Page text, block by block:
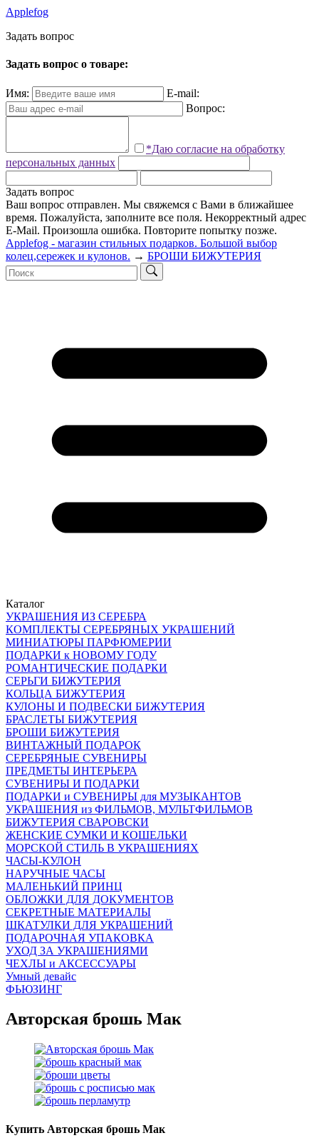
Applefog
Задать вопрос
Задать вопрос о товаре:
Имя:
E-mail:
Вопрос:
*Даю согласие на обработку
персональных данных
Задать вопрос
Ваш вопрос отправлен. Мы свяжемся с Вами в ближайшее
время. Пожалуйста, заполните все поля. Некорректный адрес
E-Mail. Произошла ошибка. Повторите попытку позже.
Applefog - магазин стильных подарков. Большой выбор
колец,сережек и кулонов. → БРОШИ БИЖУТЕРИЯ
Каталог
УКРАШЕНИЯ ИЗ СЕРЕБРА
КОМПЛЕКТЫ СЕРЕБРЯНЫХ УКРАШЕНИЙ
МИНИАТЮРЫ ПАРФЮМЕРИИ
ПОДАРКИ к НОВОМУ ГОДУ
РОМАНТИЧЕСКИЕ ПОДАРКИ
СЕРЬГИ БИЖУТЕРИЯ
КОЛЬЦА БИЖУТЕРИЯ
КУЛОНЫ И ПОДВЕСКИ БИЖУТЕРИЯ
БРАСЛЕТЫ БИЖУТЕРИЯ
БРОШИ БИЖУТЕРИЯ
ВИНТАЖНЫЙ ПОДАРОК
СЕРЕБРЯНЫЕ СУВЕНИРЫ
ПРЕДМЕТЫ ИНТЕРЬЕРА
СУВЕНИРЫ И ПОДАРКИ
ПОДАРКИ и СУВЕНИРЫ для МУЗЫКАНТОВ
УКРАШЕНИЯ из ФИЛЬМОВ, МУЛЬТФИЛЬМОВ
БИЖУТЕРИЯ СВАРОВСКИ
ЖЕНСКИЕ СУМКИ И КОШЕЛЬКИ
МОРСКОЙ СТИЛЬ В УКРАШЕНИЯХ
ЧАСЫ-КУЛОН
НАРУЧНЫЕ ЧАСЫ
МАЛЕНЬКИЙ ПРИНЦ
ОБЛОЖКИ ДЛЯ ДОКУМЕНТОВ
СЕКРЕТНЫЕ МАТЕРИАЛЫ
ШКАТУЛКИ ДЛЯ УКРАШЕНИЙ
ПОДАРОЧНАЯ УПАКОВКА
УХОД ЗА УКРАШЕНИЯМИ
ЧEХЛЫ и АКСЕССУАРЫ
Умный девайс
ФЬЮЗИНГ
Авторская брошь Мак
Купить Авторская брошь Мак